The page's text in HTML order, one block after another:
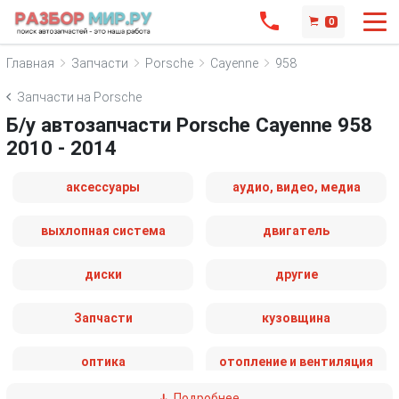
0
Главная Запчасти Porsche Cayenne 958
Запчасти на Porsche
Б/у автозапчасти Porsche Cayenne 958
2010 - 2014
аксессуары аудио, видео, медиа
выхлопная система двигатель
диски другие
Запчасти кузовщина
оптика отопление и вентиляция